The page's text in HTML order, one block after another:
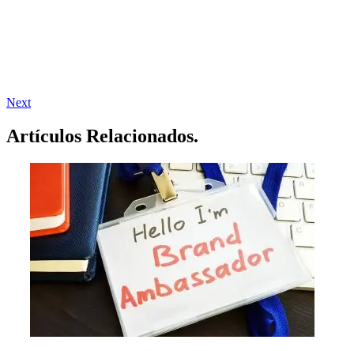
Next
Artículos Relacionados.